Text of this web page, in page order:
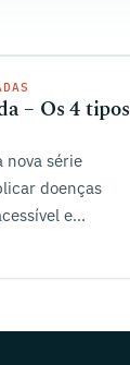
– Os 4 tipos
nova série
doenças
e